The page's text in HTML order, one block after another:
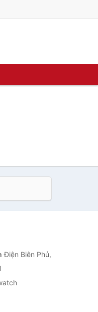
Điện Biên Phủ,